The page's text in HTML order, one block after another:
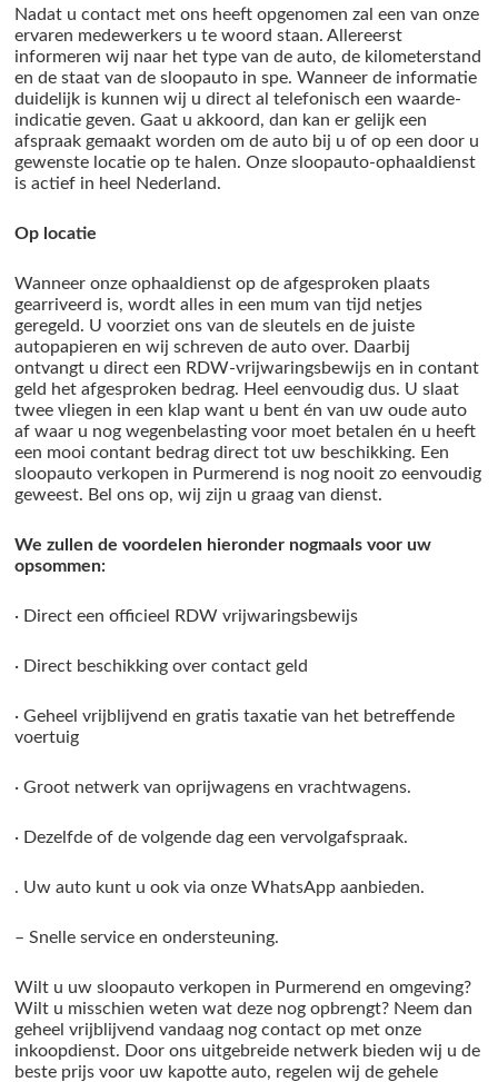
Nadat u contact met ons heeft opgenomen zal een van onze
ervaren medewerkers u te woord staan. Allereerst
informeren wij naar het type van de auto, de kilometerstand
en de staat van de sloopauto in spe. Wanneer de informatie
duidelijk is kunnen wij u direct al telefonisch een waarde-
indicatie geven. Gaat u akkoord, dan kan er gelijk een
afspraak gemaakt worden om de auto bij u of op een door u
gewenste locatie op te halen. Onze sloopauto-ophaaldienst
is actief in heel Nederland.
Op locatie
Wanneer onze ophaaldienst op de afgesproken plaats
gearriveerd is, wordt alles in een mum van tijd netjes
geregeld. U voorziet ons van de sleutels en de juiste
autopapieren en wij schreven de auto over. Daarbij
ontvangt u direct een RDW-vrijwaringsbewijs en in contant
geld het afgesproken bedrag. Heel eenvoudig dus. U slaat
twee vliegen in een klap want u bent én van uw oude auto
af waar u nog wegenbelasting voor moet betalen én u heeft
een mooi contant bedrag direct tot uw beschikking. Een
sloopauto verkopen in Purmerend is nog nooit zo eenvoudig
geweest. Bel ons op, wij zijn u graag van dienst.
We zullen de voordelen hieronder nogmaals voor uw
opsommen:
· Direct een officieel RDW vrijwaringsbewijs
· Direct beschikking over contact geld
· Geheel vrijblijvend en gratis taxatie van het betreffende
voertuig
· Groot netwerk van oprijwagens en vrachtwagens.
· Dezelfde of de volgende dag een vervolgafspraak.
. Uw auto kunt u ook via onze WhatsApp aanbieden.
– Snelle service en ondersteuning.
Wilt u uw sloopauto verkopen in Purmerend en omgeving?
Wilt u misschien weten wat deze nog opbrengt? Neem dan
geheel vrijblijvend vandaag nog contact op met onze
inkoopdienst. Door ons uitgebreide netwerk bieden wij u de
beste prijs voor uw kapotte auto, regelen wij de gehele